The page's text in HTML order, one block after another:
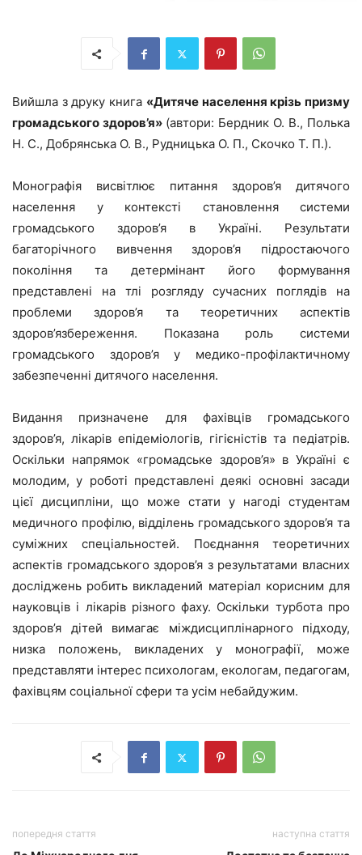
Вийшла з друку книга «Дитяче населення крізь призму
громадського здоров’я» (автори: Бердник О. В., Полька
Н. С., Добрянська О. В., Рудницька О. П., Скочко Т. П.).
Монографія висвітлює питання здоров’я дитячого
населення у контексті становлення системи
громадського здоров’я в Україні. Результати
багаторічного вивчення здоров’я підростаючого
покоління та детермінант його формування
представлені на тлі розгляду сучасних поглядів на
проблеми здоров’я та теоретичних аспектів
здоров’язбереження. Показана роль системи
громадського здоров’я у медико-профілактичному
забезпеченні дитячого населення.
Видання призначене для фахівців громадського
здоров’я, лікарів епідеміологів, гігієністів та педіатрів.
Оскільки напрямок «громадське здоров’я» в Україні є
молодим, у роботі представлені деякі основні засади
цієї дисципліни, що може стати у нагоді студентам
медичного профілю, відділень громадського здоров’я та
суміжних спеціальностей. Поєднання теоретичних
аспектів громадського здоров’я з результатами власних
досліджень робить викладений матеріал корисним для
науковців і лікарів різного фаху. Оскільки турбота про
здоров’я дітей вимагає міждисциплінарного підходу,
низка положень, викладених у монографії, може
представляти інтерес психологам, екологам, педагогам,
фахівцям соціальної сфери та усім небайдужим.
попередня стаття наступна стаття